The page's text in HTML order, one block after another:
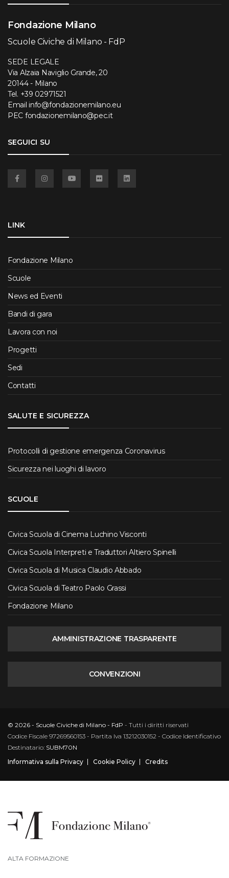
Fondazione Milano
Scuole Civiche di Milano - FdP
SEDE LEGALE
Via Alzaia Naviglio Grande, 20
20144 - Milano
Tel. +39 02971521
Email info@fondazionemilano.eu
PEC fondazionemilano@pec.it
SEGUICI SU
LINK
Fondazione Milano
Scuole
News ed Eventi
Bandi di gara
Lavora con noi
Progetti
Sedi
Contatti
SALUTE E SICUREZZA
Protocolli di gestione emergenza Coronavirus
Sicurezza nei luoghi di lavoro
SCUOLE
Civica Scuola di Cinema Luchino Visconti
Civica Scuola Interpreti e Traduttori Altiero Spinelli
Civica Scuola di Musica Claudio Abbado
Civica Scuola di Teatro Paolo Grassi
Fondazione Milano
AMMINISTRAZIONE TRASPARENTE
CONVENZIONI
© 2026 - Scuole Civiche di Milano - FdP - Tutti i diritti riservati
Codice Fiscale 97269560153 - Partita Iva 13212030152 - Codice Identificativo
Destinatario: SUBM70N
Informativa sulla Privacy
Cookie Policy Credits
ALTA FORMAZIONE